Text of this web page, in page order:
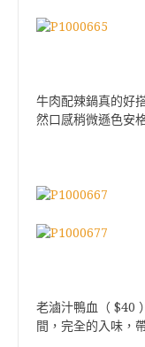
牛肉配辣鍋真的好
然口感稍微遜色安
老滷汁鴨血（ $40 ）
間，完全的入味，